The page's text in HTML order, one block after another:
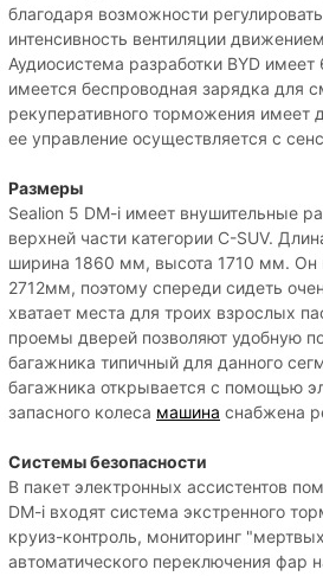
благодаря возможности
интенсивность вентиляции
Аудиосистема разработки BYD
имеется беспроводная зарядка для
рекуперативного торможения имеет
ее управление осуществляется с
Размеры
Sealion 5 DM-i имеет внушительные
верхней части категории C-SUV.
ширина 1860 мм, высота 1710 мм. Он
2712мм, поэтому спереди сидеть
хватает места для троих взрослых
проемы дверей позволяют удобную
багажника типичный для данного
багажника открывается с помощью
запасного колеса машина снабжена
Системы безопасности
В пакет электронных ассистентов
DM-i входят система экстренного
круиз-контроль, мониторинг
автоматического переключения фар